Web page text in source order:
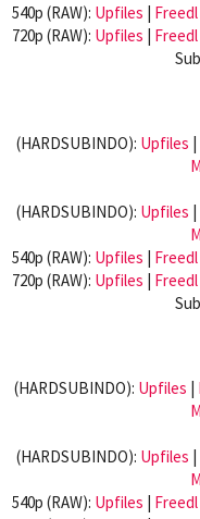
540p (RAW): Upfiles | Freedl
720p (RAW): Upfiles | Freedl
(HARDSUBINDO): Upfiles |
M
(HARDSUBINDO): Upfiles |
M
540p (RAW): Upfiles | Freedl
720p (RAW): Upfiles | Freedl
(HARDSUBINDO): Upfiles |
M
(HARDSUBINDO): Upfiles |
M
540p (RAW): Upfiles | Freedl